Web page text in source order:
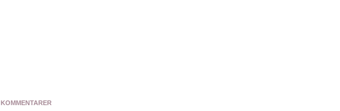
KOMMENTARER